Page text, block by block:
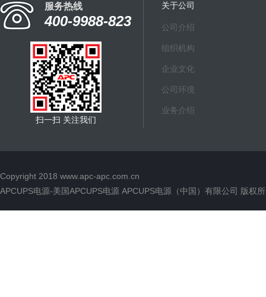
服务热线
400-9988-823
扫一扫 关注我们
关于公司
公司介绍
组织机构
企业文化
公司环境
业务介绍
Copyright 2018 www.apc-apc.com.cn
APCUPS电源-美国APCUPS电源 APCUPS电源（中国）有限公司 版权